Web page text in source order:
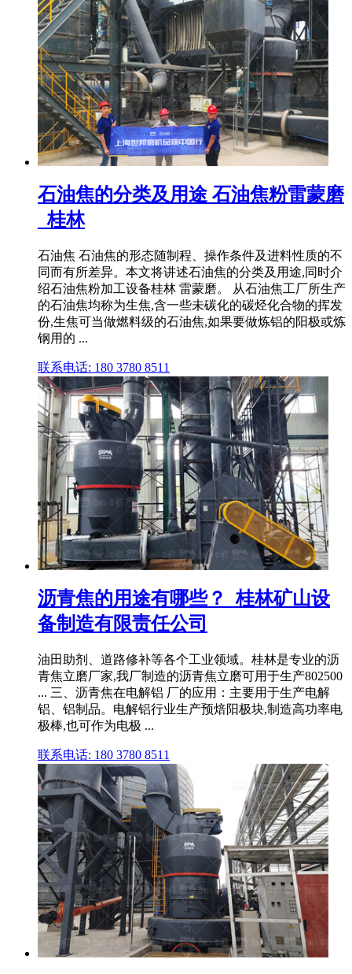
石油焦的分类及用途 石油焦粉雷蒙磨
_桂林
石油焦 石油焦的形态随制程、操作条件及进料性质的不
同而有所差异。本文将讲述石油焦的分类及用途,同时介
绍石油焦粉加工设备桂林 雷蒙磨。 从石油焦工厂所生产
的石油焦均称为生焦,含一些未碳化的碳烃化合物的挥发
份,生焦可当做燃料级的石油焦,如果要做炼铝的阳极或炼
钢用的 ...
联系电话: 180 3780 8511
沥青焦的用途有哪些？_桂林矿山设
备制造有限责任公司
油田助剂、道路修补等各个工业领域。桂林是专业的沥
青焦立磨厂家,我厂制造的沥青焦立磨可用于生产802500
... 三、沥青焦在电解铝 厂的应用：主要用于生产电解
铝、铝制品。电解铝行业生产预焙阳极块,制造高功率电
极棒,也可作为电极 ...
联系电话: 180 3780 8511